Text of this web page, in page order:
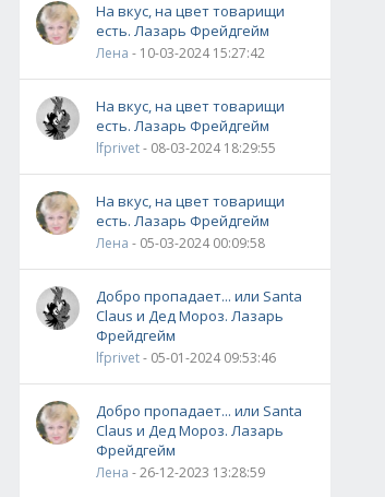
На вкус, на цвет товарищи
есть. Лазарь Фрейдгейм
Лена - 10-03-2024 15:27:42
На вкус, на цвет товарищи
есть. Лазарь Фрейдгейм
lfprivet- 08-03-2024 18:29:55
На вкус, на цвет товарищи
есть. Лазарь Фрейдгейм
Лена - 05-03-2024 00:09:58
Добро пропадает... или Santa
Claus и Дед Мороз. Лазарь
Фрейдгейм
lfprivet- 05-01-2024 09:53:46
Добро пропадает... или Santa
Claus и Дед Мороз. Лазарь
Фрейдгейм
Лена - 26-12-2023 13:28:59